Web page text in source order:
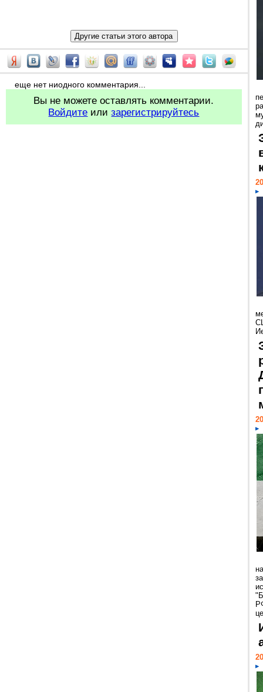
еще нет ниодного комментария...
Вы не можете оставлять комментарии.
Войдите илизарегистрируйтесь